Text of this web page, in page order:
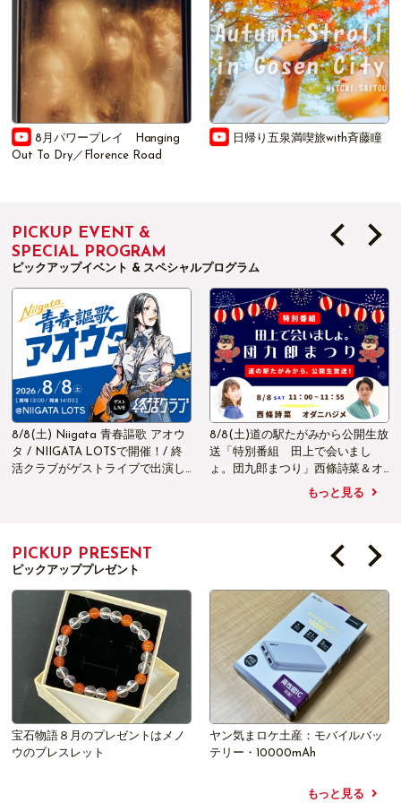
日帰り五泉満喫旅with斉藤瞳
田中角栄元総理を描いた『角
PICKUP EVENT &
SPECIAL PROGRAM
ピックアップイベント & スペシャルプログラム
8/8(土)道の駅たがみから公開生放
送「特別番組 田上で会いまし
ょ。団九郎まつり」西條詩菜＆オ
8/22(土)弥彦村えだまめまつり カ
ラオケ大会 supported by FM-
NIIGATA
もっと見る
PICKUP PRESENT
ピックアッププレゼント
トはメノ
ヤン気まロケ土産：モバイルバッ
テリー・10000mAh
【松本莉緒のSlow Life
NIIGATA】皆さんから
莉緒の直筆サイン入り
もっと見る